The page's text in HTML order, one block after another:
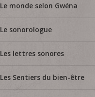
Le monde selon Gwéna
Le sonorologue
Les lettres sonores
Les Sentiers du bien-être